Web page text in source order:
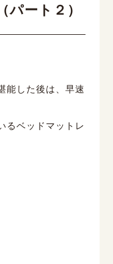
パート２）
能した後は、早速
るベッドマットレ